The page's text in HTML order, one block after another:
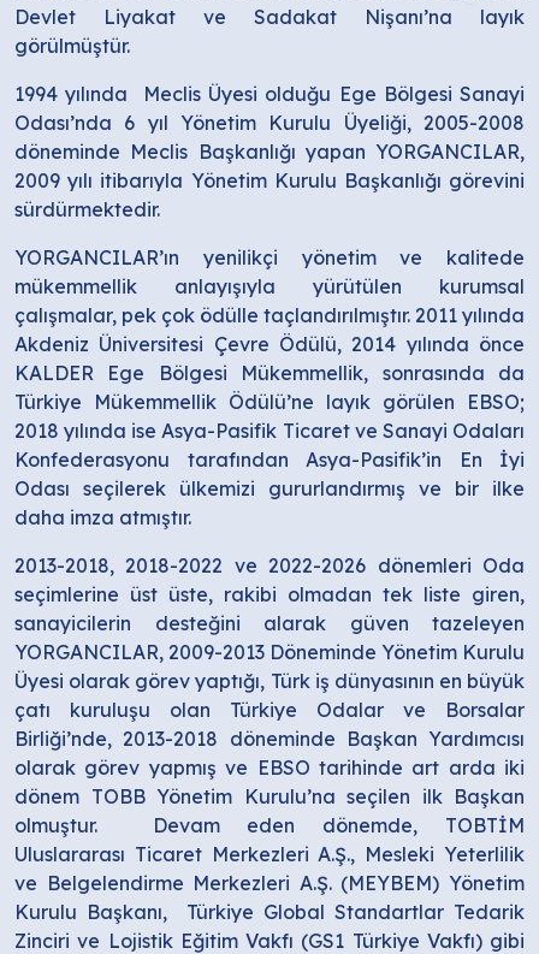
Devlet Liyakat ve Sadakat Nişanı’na layık
görülmüştür.
1994 yılında Meclis Üyesi olduğu Ege Bölgesi Sanayi
Odası’nda 6 yıl Yönetim Kurulu Üyeliği, 2005-2008
döneminde Meclis Başkanlığı yapan YORGANCILAR,
2009 yılı itibarıyla Yönetim Kurulu Başkanlığı görevini
sürdürmektedir.
YORGANCILAR’ın yenilikçi yönetim ve kalitede
mükemmellik anlayışıyla yürütülen kurumsal
çalışmalar, pek çok ödülle taçlandırılmıştır. 2011 yılında
Akdeniz Üniversitesi Çevre Ödülü, 2014 yılında önce
KALDER Ege Bölgesi Mükemmellik, sonrasında da
Türkiye Mükemmellik Ödülü’ne layık görülen EBSO;
2018 yılında ise Asya-Pasifik Ticaret ve Sanayi Odaları
Konfederasyonu tarafından Asya-Pasifik’in En İyi
Odası seçilerek ülkemizi gururlandırmış ve bir ilke
daha imza atmıştır.
2013-2018, 2018-2022 ve 2022-2026 dönemleri Oda
seçimlerine üst üste, rakibi olmadan tek liste giren,
sanayicilerin desteğini alarak güven tazeleyen
YORGANCILAR, 2009-2013 Döneminde Yönetim Kurulu
Üyesi olarak görev yaptığı, Türk iş dünyasının en büyük
çatı kuruluşu olan Türkiye Odalar ve Borsalar
Birliği’nde, 2013-2018 döneminde Başkan Yardımcısı
olarak görev yapmış ve EBSO tarihinde art arda iki
dönem TOBB Yönetim Kurulu’na seçilen ilk Başkan
olmuştur. Devam eden dönemde, TOBTİM
Uluslararası Ticaret Merkezleri A.Ş., Mesleki Yeterlilik
ve Belgelendirme Merkezleri A.Ş. (MEYBEM) Yönetim
Kurulu Başkanı, Türkiye Global Standartlar Tedarik
Zinciri ve Lojistik Eğitim Vakfı (GS1 Türkiye Vakfı) gibi